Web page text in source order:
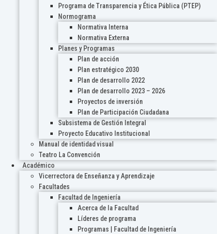
Programa de Transparencia y Ética Pública (PTEP)
Normograma
Normativa Interna
Normativa Externa
Planes y Programas
Plan de acción
Plan estratégico 2030
Plan de desarrollo 2022
Plan de desarrollo 2023 – 2026
Proyectos de inversión
Plan de Participación Ciudadana
Subsistema de Gestión Integral
Proyecto Educativo Institucional
Manual de identidad visual
Teatro La Convención
Académico
Vicerrectora de Enseñanza y Aprendizaje
Facultades
Facultad de Ingeniería
Acerca de la Facultad
Líderes de programa
Programas | Facultad de Ingeniería